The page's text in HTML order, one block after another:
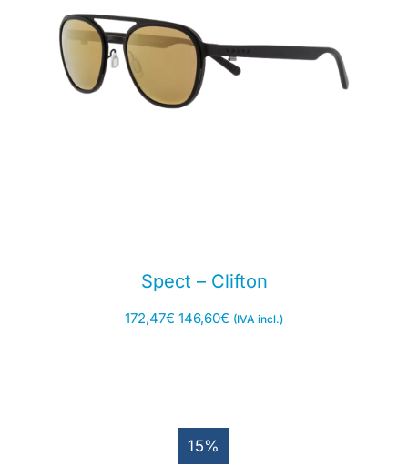
Spect – Clifton
172,47€ 146,60€ (IVA incl.)
15%